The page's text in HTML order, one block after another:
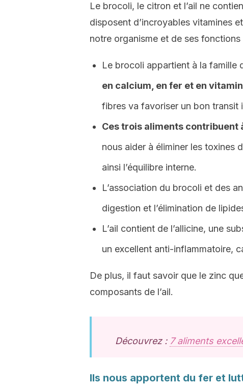
Le brocoli, le citron et l’ail ne
disposent d’incroyables vitamines
notre organisme et de ses fonctions
Le brocoli appartient à la famille
en calcium, en fer et en
fibres va favoriser un bon transit
Ces trois aliments contribuent
nous aider à éliminer les toxines
ainsi l’équilibre interne.
L’association du brocoli et des
digestion et l’élimination de
L’ail contient de l’allicine, une
un excellent anti-inflammatoire,
De plus, il faut savoir que le zinc
composants de l’ail.
Découvrez : 7 aliments
Ils nous apportent du fer et